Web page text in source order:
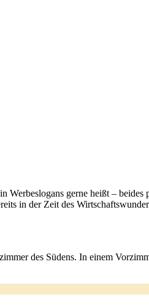
gerne heißt –
in der Zeit des
des Südens. In einem